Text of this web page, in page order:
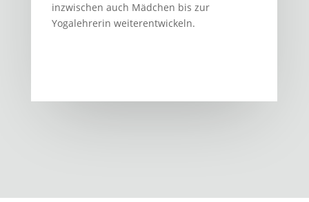
inzwischen auch Mädchen bis zur
Yogalehrerin weiterentwickeln.